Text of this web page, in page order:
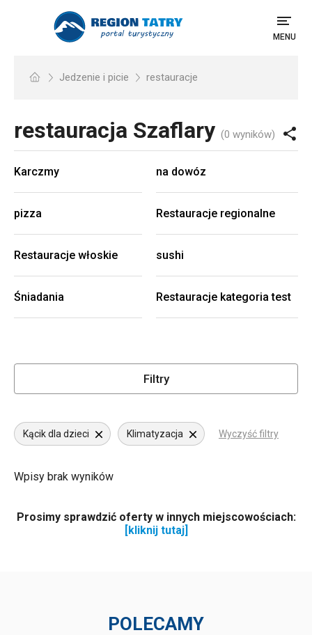
MENU
Jedzenie i picie restauracje
restauracja Szaflary (0 wyników)
Karczmy na dowóz
pizza Restauracje regionalne
Restauracje włoskie sushi
Śniadania Restauracje kategoria test
Filtry
Kącik dla dzieci Klimatyzacja Wyczyść filtry
Wpisy brak wyników
Prosimy sprawdzić oferty w innych miejscowościach:
[kliknij tutaj]
POLECAMY